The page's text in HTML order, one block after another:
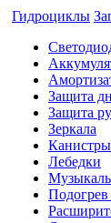
Гидроциклы
Защита
Защита
Зеркала
Канистры
Лебедки
Подогрев